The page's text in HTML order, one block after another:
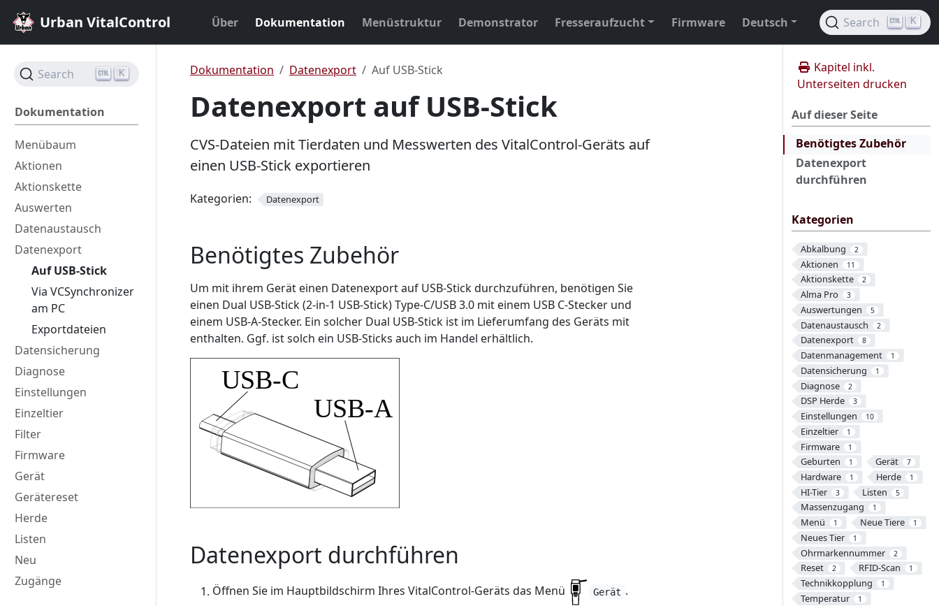
Urban VitalControl Über Dokumentation Menüstruktur Demonstrator Fresseraufzucht Firmware Deutsch Search K
Search K
Dokumentation
Menübaum
Aktionen
Aktionskette
Auswerten
Datenaustausch
Datenexport
Auf USB-Stick
Via VCSynchronizer
am PC
Exportdateien
Datensicherung
Diagnose
Einstellungen
Einzeltier
Filter
Firmware
Gerät
Gerätereset
Herde
Listen
Neu
Zugänge
Kapitel inkl.
Unterseiten drucken
Auf dieser Seite
Benötigtes Zubehör
Datenexport
durchführen
Kategorien
Abkalbung 2
Aktionen 11
Aktionskette 2
Alma Pro 3
Auswertungen 5
Datenaustausch 2
Datenexport 8
Datenmanagement 1
Datensicherung 1
Diagnose 2
DSP Herde 3
Einstellungen 10
Einzeltier 1
Firmware 1
Geburten 1 Gerät 7
Hardware 1 Herde 1
HI-Tier 3 Listen 5
Massenzugang 1
Menü 1 Neue Tiere 1
Neues Tier 1
Ohrmarkennummer 2
Reset 2 RFID-Scan 1
Technikkopplung 1
Temperatur 1
Dokumentation Datenexport Auf USB-Stick
Datenexport auf USB-Stick
CVS-Dateien mit Tierdaten und Messwerten des VitalControl-Geräts auf
einen USB-Stick exportieren
Kategorien: Datenexport
Benötigtes Zubehör
Um mit ihrem Gerät einen Datenexport auf USB-Stick durchzuführen, benötigen Sie
einen Dual USB-Stick (2-in-1 USB-Stick) Type-C/USB 3.0 mit einem USB C-Stecker und
einem USB-A-Stecker. Ein solcher Dual USB-Stick ist im Lieferumfang des Geräts mit
enthalten. Ggf. ist solch ein USB-Sticks auch im Handel erhältlich.
Datenexport durchführen
Öffnen Sie im Hauptbildschirm Ihres VitalControl-Geräts das Menü Gerät .